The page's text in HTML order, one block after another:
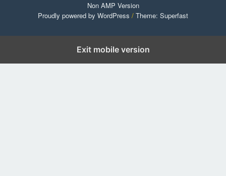
Non AMP Version
Proudly powered by WordPress / Theme: Superfast
Exit mobile version